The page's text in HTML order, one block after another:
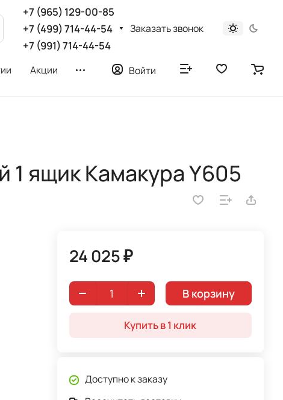
+7 (965) 129-00-85
+7 (499) 714-44-54
+7 (991) 714-44-54
Заказать звонок
Акции Войти
ящик Камакура Y605
24 025 ₽
В корзину
Купить в 1 клик
Доступно к заказу